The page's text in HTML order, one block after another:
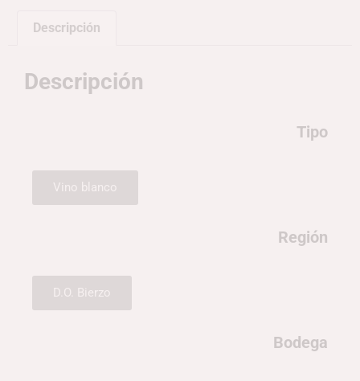
Descripción
Descripción
Tipo
Vino blanco
Región
D.O. Bierzo
Bodega